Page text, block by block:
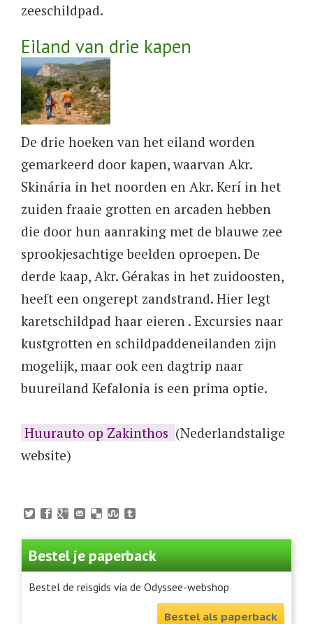
Bestel je paperback
Bestel de reisgids via de Odyssee-webshop
Bestel als paperback
zeeschildpad.
Eiland van drie kapen
De drie hoeken van het eiland worden
gemarkeerd door kapen, waarvan Akr.
Skinária in het noorden en Akr. Kerí in het
zuiden fraaie grotten en arcaden hebben
die door hun aanraking met de blauwe zee
sprookjesachtige beelden oproepen. De
derde kaap, Akr. Gérakas in het zuidoosten,
heeft een ongerept zandstrand. Hier legt
karetschildpad haar eieren . Excursies naar
kustgrotten en schildpaddeneilanden zijn
mogelijk, maar ook een dagtrip naar
buureiland Kefalonia is een prima optie.
Huurauto op Zakinthos (Nederlandstalige
website)